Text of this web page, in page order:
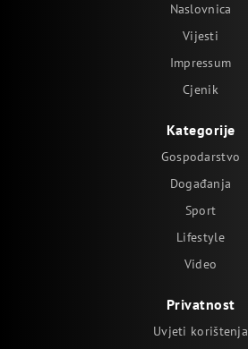
Naslovnica
Vijesti
Impressum
Cjenik
Kategorije
Gospodarstvo
Događanja
Sport
Lifestyle
Video
Privatnost
Uvjeti korištenja